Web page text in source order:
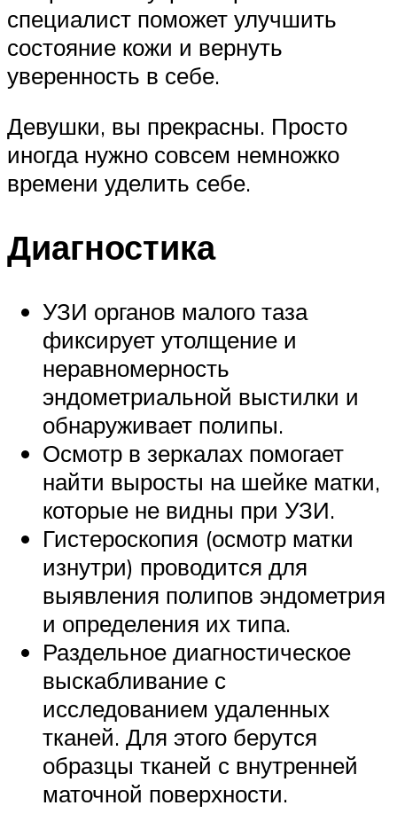
специалист поможет улучшить
состояние кожи и вернуть
уверенность в себе.
Девушки, вы прекрасны. Просто
иногда нужно совсем немножко
времени уделить себе.
Диагностика
УЗИ органов малого таза
фиксирует утолщение и
неравномерность
эндометриальной выстилки и
обнаруживает полипы.
Осмотр в зеркалах помогает
найти выросты на шейке матки,
которые не видны при УЗИ.
Гистероскопия (осмотр матки
изнутри) проводится для
выявления полипов эндометрия
и определения их типа.
Раздельное диагностическое
выскабливание с
исследованием удаленных
тканей. Для этого берутся
образцы тканей с внутренней
маточной поверхности.